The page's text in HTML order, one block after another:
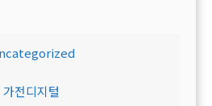
가전디지털